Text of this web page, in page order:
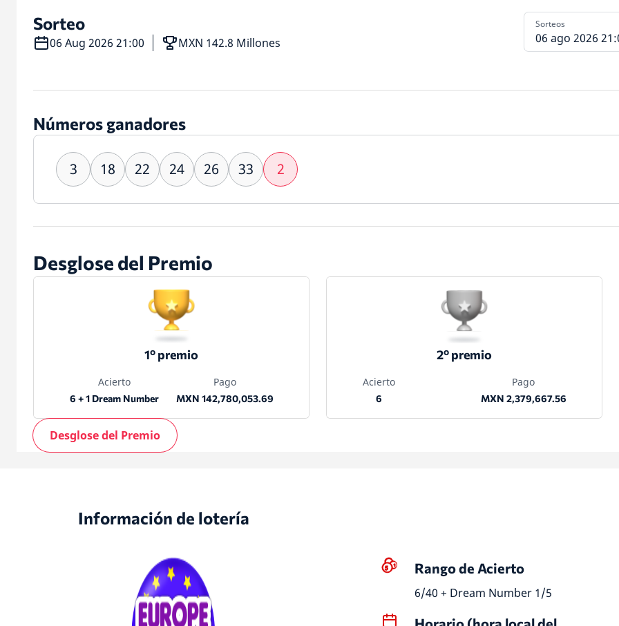
Sorteo
06 Aug 2026 21:00 MXN 142.8 Millones
Sorteos
06 ago 2026
Números ganadores
3 18 22 24 26 33 2
Desglose del Premio
1º premio
Acierto
6 + 1 Dream Number
Pago
MXN 142,780,053.69
2º premio
Acierto
6
Pago
MXN 2,379,667.56
Desglose del Premio
Información de lotería
Rango de Acierto
6/40 + Dream Number 1/5